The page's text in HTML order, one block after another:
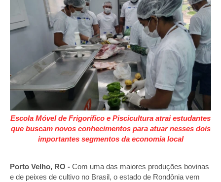
Escola Móvel de Frigorífico e Piscicultura atrai estudantes
que buscam novos conhecimentos para atuar nesses dois
importantes segmentos da economia local
Porto Velho, RO - Com uma das maiores produções bovinas
e de peixes de cultivo no Brasil, o estado de Rondônia vem